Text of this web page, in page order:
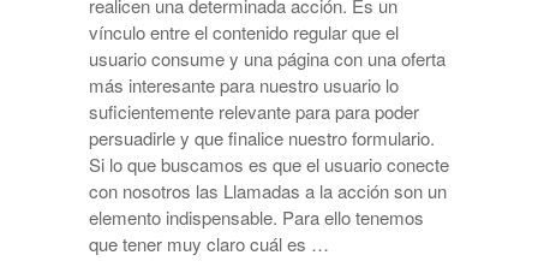
realicen una determinada acción. Es un
vínculo entre el contenido regular que el
usuario consume y una página con una oferta
más interesante para nuestro usuario lo
suficientemente relevante para para poder
persuadirle y que finalice nuestro formulario.
Si lo que buscamos es que el usuario conecte
con nosotros las Llamadas a la acción son un
elemento indispensable. Para ello tenemos
que tener muy claro cuál es …